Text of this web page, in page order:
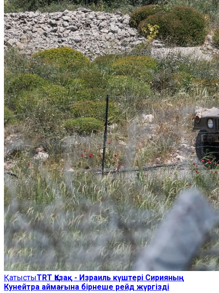
ҚатыстыTRT Қазақ - Израиль күштері Сирияның
Кунейтра аймағына бірнеше рейд жүргізді